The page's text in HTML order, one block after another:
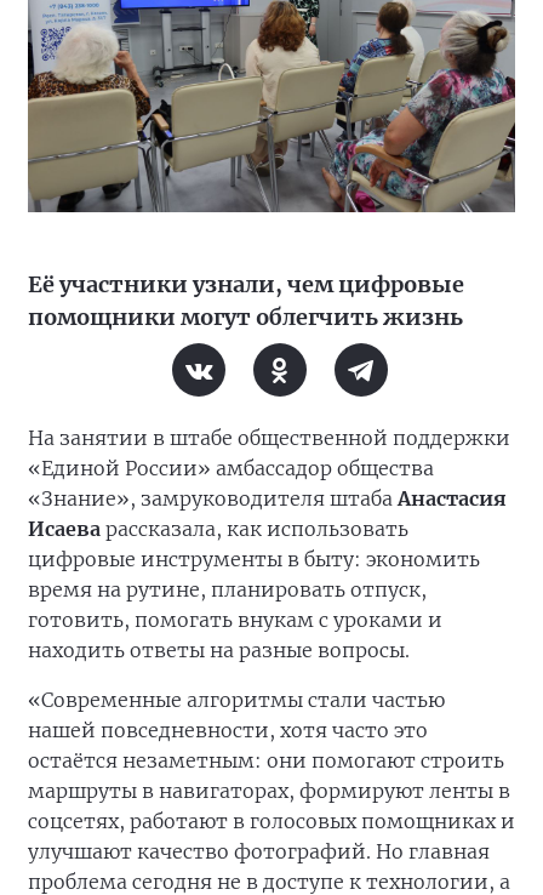
Её участники узнали, чем цифровые
помощники могут облегчить жизнь
На занятии в штабе общественной поддержки
«Единой России» амбассадор общества
«Знание», замруководителя штабаАнастасия
Исаева рассказала, как использовать
цифровые инструменты в быту: экономить
время на рутине, планировать отпуск,
готовить, помогать внукам с уроками и
находить ответы на разные вопросы.
«Современные алгоритмы стали частью
нашей повседневности, хотя часто это
остаётся незаметным: они помогают строить
маршруты в навигаторах, формируют ленты в
соцсетях, работают в голосовых помощниках и
улучшают качество фотографий. Но главная
проблема сегодня не в доступе к технологии, а